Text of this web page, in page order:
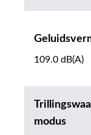
109.0 dB(A)
modus